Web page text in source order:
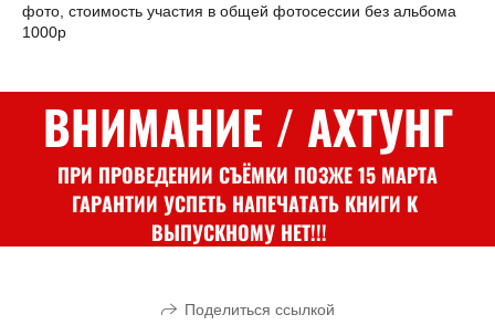
фото, стоимость участия в общей фотосессии без альбома
1000р
ВНИМАНИЕ / АХТУНГ
ПРИ ПРОВЕДЕНИИ СЪЁМКИ ПОЗЖЕ 15 МАРТА
ГАРАНТИИ УСПЕТЬ НАПЕЧАТАТЬ КНИГИ К
ВЫПУСКНОМУ НЕТ!!!
Поделиться ссылкой